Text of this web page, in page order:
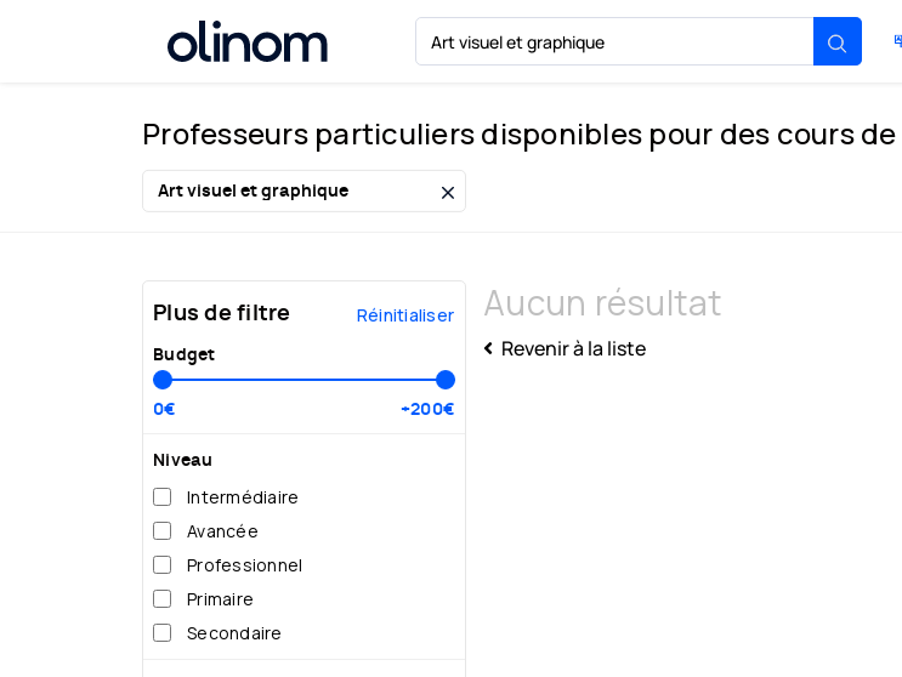
Professeurs particuliers disponibles pour des cours de
Plus de filtre Réinitialiser
Budget
0€ +200€
Niveau
Intermédiaire
Avancée
Professionnel
Primaire
Secondaire
Aucun résultat
Revenir à la liste
Olinom™ respecte votre vie privée